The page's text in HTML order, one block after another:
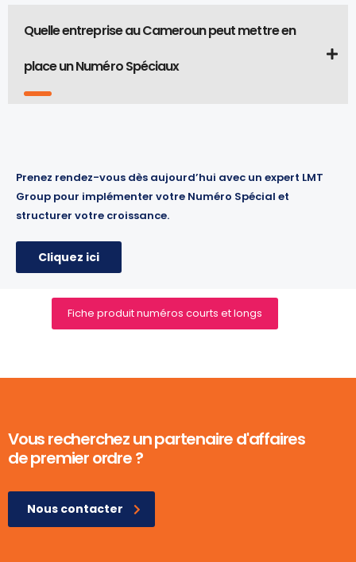
Quelle entreprise au Cameroun peut mettre en
place un Numéro Spéciaux
Prenez rendez-vous dès aujourd’hui avec un expert LMT
Group pour implémenter votre Numéro Spécial et
structurer votre croissance.
Cliquez ici
Fiche produit numéros courts et longs
Vous recherchez un partenaire d'affaires
de premier ordre ?
Nous contacter